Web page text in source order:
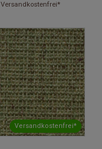
Versandkostenfrei*
Versandkostenfrei*